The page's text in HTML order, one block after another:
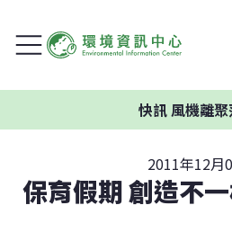
快訊風機離聚落
2011年12月
保育假期 創造不